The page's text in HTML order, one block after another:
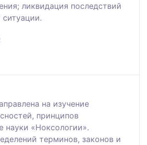
ликвидaция пocлeдcтвий
cитyaции.
на изучение
принципов
науки «Ноксологии».
терминов, законов и